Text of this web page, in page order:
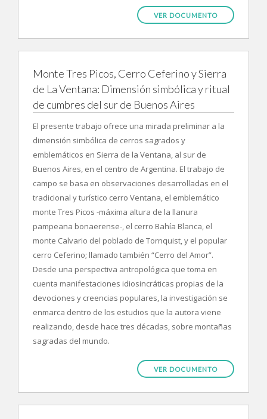
VER DOCUMENTO
Monte Tres Picos, Cerro Ceferino y Sierra
de La Ventana: Dimensión simbólica y ritual
de cumbres del sur de Buenos Aires
El presente trabajo ofrece una mirada preliminar a la
dimensión simbólica de cerros sagrados y
emblemáticos en Sierra de la Ventana, al sur de
Buenos Aires, en el centro de Argentina. El trabajo de
campo se basa en observaciones desarrolladas en el
tradicional y turístico cerro Ventana, el emblemático
monte Tres Picos -máxima altura de la llanura
pampeana bonaerense-, el cerro Bahía Blanca, el
monte Calvario del poblado de Tornquist, y el popular
cerro Ceferino; llamado también “Cerro del Amor”.
Desde una perspectiva antropológica que toma en
cuenta manifestaciones idiosincráticas propias de la
devociones y creencias populares, la investigación se
enmarca dentro de los estudios que la autora viene
realizando, desde hace tres décadas, sobre montañas
sagradas del mundo.
VER DOCUMENTO